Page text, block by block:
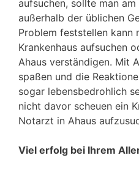
aufsuchen, sollte man
außerhalb der üblichen
Problem feststellen kann
Krankenhaus aufsuchen
Ahaus verständigen. Mit
spaßen und die
sogar lebensbedrohlich
nicht davor scheuen ein
Notarzt in Ahaus
Viel erfolg bei Ihrem